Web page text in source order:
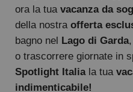
ora la tua vacanza da
della nostra offerta
bagno nel Lago di Garda
o trascorrere giornate in
Spotlight Italiala tua
indimenticabile!